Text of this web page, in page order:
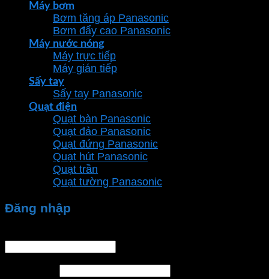
Máy bơm
Bơm tăng áp Panasonic
Bơm đẩy cao Panasonic
Máy nước nóng
Máy trực tiếp
Máy gián tiếp
Sấy tay
Sấy tay Panasonic
Quạt điện
Quạt bàn Panasonic
Quạt đảo Panasonic
Quạt đứng Panasonic
Quạt hút Panasonic
Quạt trần
Quạt tường Panasonic
Đăng nhập